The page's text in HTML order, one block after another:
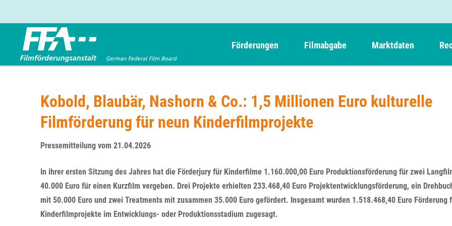
Förderungen
Entwicklungsförderung
Produktionsförderung
Verleihförderung
Folgevorhaben aus BKM-Preismitteln
Förderprogramm Filmerbe
Eigenkapitalaufstockung
Sonderförderungen nach § 2 FFG
Navigation
überspringen
Einreich- und Sitzungstermine
Webinare
Förderergebnisse
Filmabgabe
Filmabgabe von Videoprogrammanbietern
Filmabgabe von Fernsehveranstaltern
Marktdaten
FFA 2025
Die FFA in Kürze
Gremien
Referendariat
Vergabebekanntmachung
Kurzfilmpreis Short Tiger
German Films und Vision Kino
Der besondere Kinderfilm
Kobold, Blaubär, Nashorn & Co.: 1,5 Millionen Euro kulturelle
Filmförderung für neun Kinderfilmprojekte
Pressemitteilung vom 21.04.2026
In ihrer ersten Sitzung des Jahres hat die Förderjury für Kinderfilme 1.160.000,00 Euro Produktionsförderung für zwei
40.000 Euro für einen Kurzfilm vergeben. Drei Projekte erhielten 233.468,40 Euro Projektentwicklungsförderung, ein
mit 50.000 Euro und zwei Treatments mit zusammen 35.000 Euro gefördert. Insgesamt wurden 1.518.468,40 Euro Förderung
Kinderfilmprojekte im Entwicklungs- oder Produktionsstadium zugesagt.